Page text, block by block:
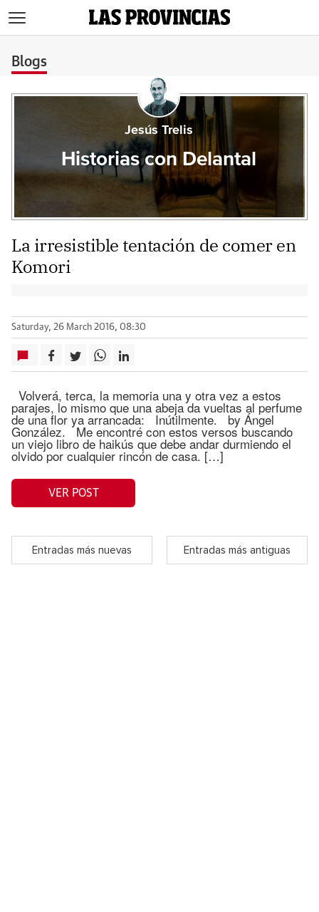
Blogs
Jesús Trelis
Historias con Delantal
La irresistible tentación de comer en
Komori
Saturday, 26 March 2016, 08:30
Volverá, terca, la memoria una y otra vez a estos
parajes, lo mismo que una abeja da vueltas al perfume
de una flor ya arrancada: Inútilmente. by Ángel
González. Me encontré con estos versos buscando
un viejo libro de haikús que debe andar durmiendo el
olvido por cualquier rincón de casa. […]
VER POST
Entradas más nuevas Entradas más antiguas